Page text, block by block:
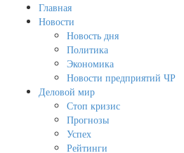
Главная
Новости
Новость дня
Политика
Экономика
Новости предприятий ЧР
Деловой мир
Стоп кризис
Прогнозы
Успех
Рейтинги